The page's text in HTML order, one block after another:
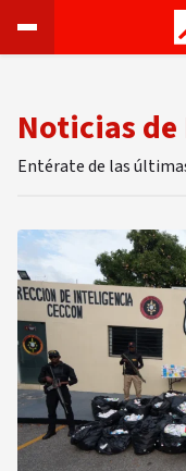
Noticias
Entérate de las